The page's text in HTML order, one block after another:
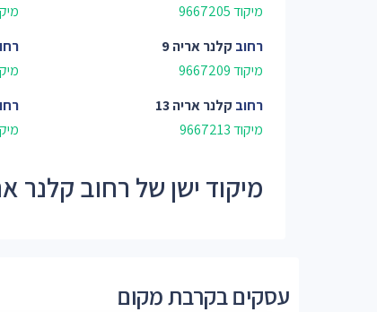
מיקוד 9667205
מיקוד
רחוב קלנר אריה 9
מיקוד 9667209
מיקוד
רחוב קלנר אריה 13
מיקוד 9667213
מיקוד
מיקוד ישן של רחוב קלנר אריה -
עסקים בקרבת מקום